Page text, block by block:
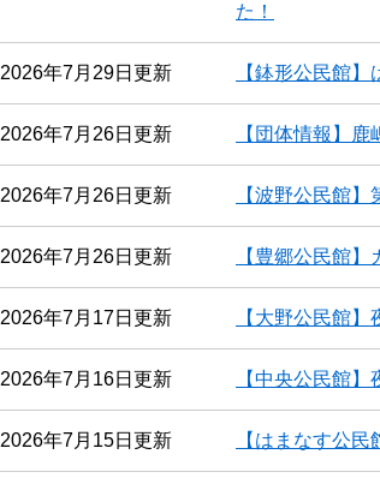
た！
2026年7月29日更新 【鉢形公民館
2026年7月26日更新 【団体情報】
2026年7月26日更新 【波野公民館
2026年7月26日更新 【豊郷公民館
2026年7月17日更新 【大野公民館
2026年7月16日更新 【中央公民館
2026年7月15日更新 【はまなす公